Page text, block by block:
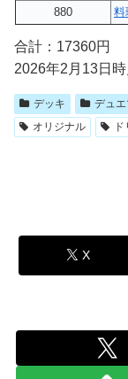
880
料
合計：17360円
2026年2月13日
デッキ デュエ
オリジナル
X